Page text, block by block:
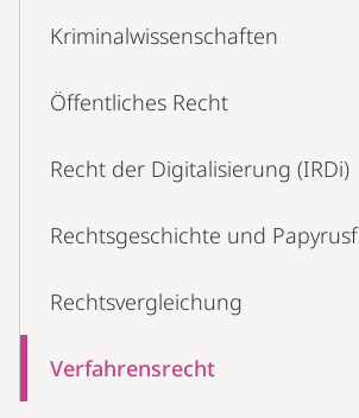
Kriminalwissenschaften
Öffentliches Recht
Recht der Digitalisierung (IRDi)
Rechtsgeschichte und
Rechtsvergleichung
Verfahrensrecht